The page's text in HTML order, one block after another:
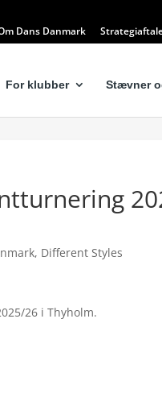
Dans Danmark
For klubber Stævner
, Different Styles
26 i Thyholm.